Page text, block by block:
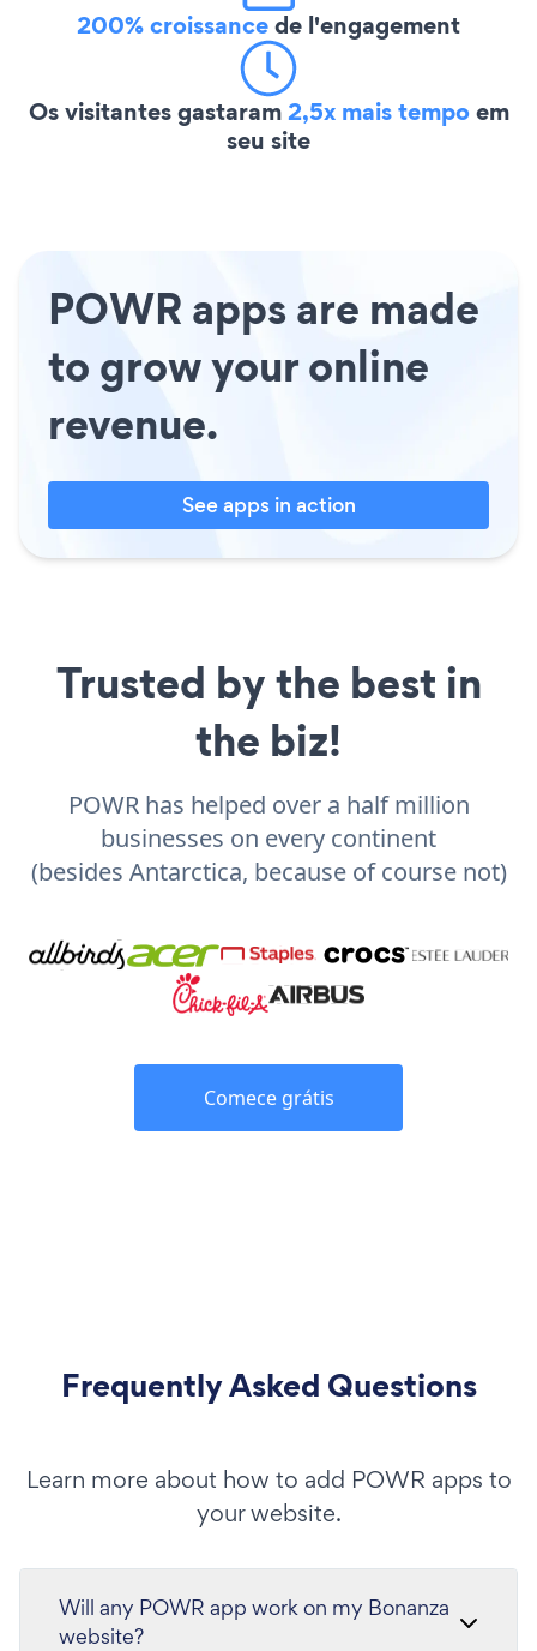
200% croissancede l'engagement
Os visitantes gastaram2,5x mais tempoem
seu site
POWR apps are made
to grow your online
revenue.
See apps in action
Trusted by the best in
the biz!
POWR has helped over a half million
businesses on every continent
(besides Antarctica, because of course not)
Comece grátis
Frequently Asked Questions
Learn more about how to add POWR apps to
your website.
Will any POWR app work on my Bonanza
website?